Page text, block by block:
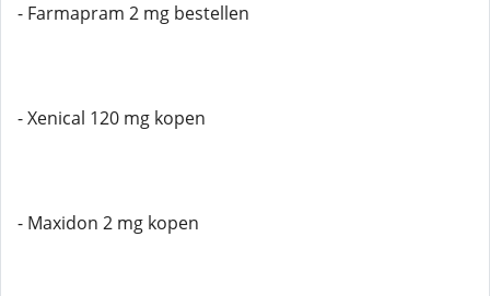
- Farmapram 2 mg bestellen
- Xenical 120 mg kopen
- Maxidon 2 mg kopen